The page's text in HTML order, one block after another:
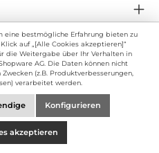
Mängelanzeige
Rückgabe
zzgl.Versandkosten
eine bestmögliche Erfahrung bieten zu
Klick auf „[Alle Cookies akzeptieren]“
die Weitergabe über Ihr Verhalten in
AG. Die Daten können nicht
(z.B. Produktverbesserungen,
verarbeitet werden.
Konfigurieren
akzeptieren